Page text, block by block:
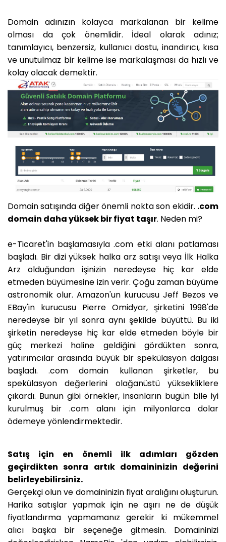
Domain adınızın kolayca markalanan bir kelime
olması da çok önemlidir. İdeal olarak adınız;
tanımlayıcı, benzersiz, kullanıcı dostu, inandırıcı, kısa
ve unutulmaz bir kelime ise markalaşması da hızlı ve
kolay olacak demektir.
Domain satışında diğer önemli nokta son ekidir. .com
domain daha yüksek bir fiyat taşır. Neden mi?
e-Ticaret'in başlamasıyla .com etki alanı patlaması
başladı. Bir dizi yüksek halka arz satışı veya İlk Halka
Arz olduğundan işinizin neredeyse hiç kar elde
etmeden büyümesine izin verir. Çoğu zaman büyüme
astronomik olur. Amazon'un kurucusu Jeff Bezos ve
EBay'in kurucusu Pierre Omidyar, şirketini 1998'de
neredeyse bir yıl sonra aynı şekilde büyüttü. Bu iki
şirketin neredeyse hiç kar elde etmeden böyle bir
güç merkezi haline geldiğini gördükten sonra,
yatırımcılar arasında büyük bir spekülasyon dalgası
başladı. .com domain kullanan şirketler, bu
spekülasyon değerlerini olağanüstü yüksekliklere
çıkardı. Bunun gibi örnekler, insanların bugün bile iyi
kurulmuş bir .com alanı için milyonlarca dolar
ödemeye yönlendirmektedir.
Satış için en önemli ilk adımları gözden
geçirdikten sonra artık domaininizin değerini
belirleyebilirsiniz.
Gerçekçi olun ve domaininizin fiyat aralığını oluşturun.
Harika satışlar yapmak için ne aşırı ne de düşük
fiyatlandırma yapmamanız gerekir ki mükemmel
alıcı başka bir seçeneğe gitmesin. Domaininizi